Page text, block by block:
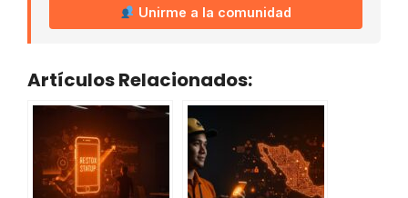
Unirme a la comunidad
Artículos Relacionados: